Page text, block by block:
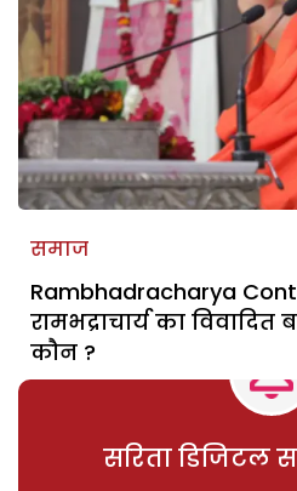
समाज
Rambhadracharya
रामभद्राचार्य का
कौन ?
सरिता डिजिटल